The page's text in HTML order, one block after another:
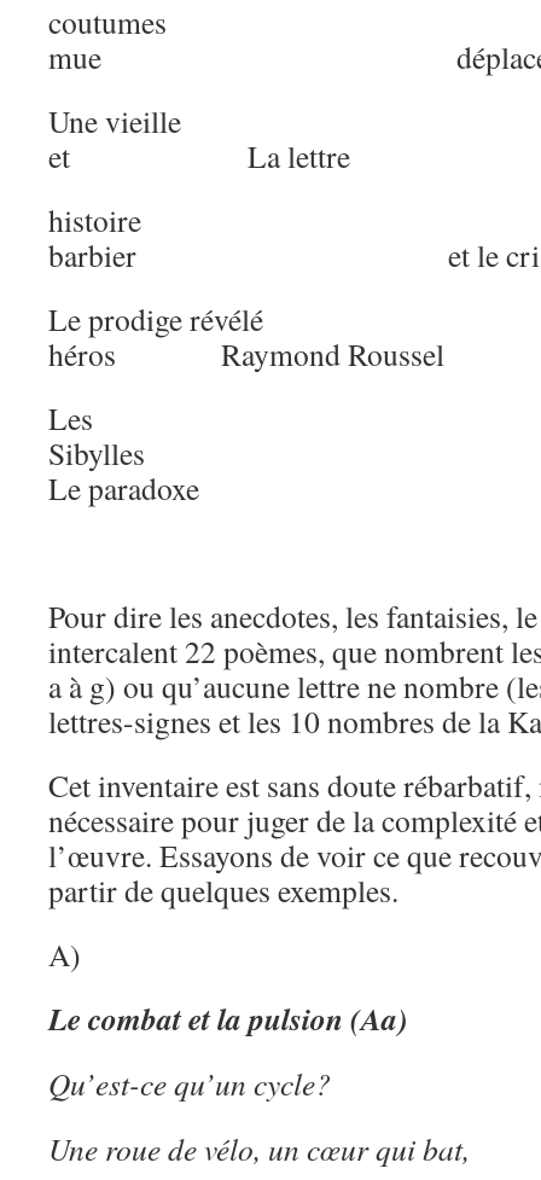
coutumes
mue
Une vieille Les
et La lettre
histoire
barbier et le cri
Le prodige révélé
héros Raymond Roussel
Les
Le paradoxe
Pour dire les anecdotes, les fantaisies,
intercalent 22 poèmes, que nombrent
a à g) ou qu’aucune lettre ne nombre
lettres-signes et les 10 nombres de la
Cet inventaire est sans doute
nécessaire pour juger de la complexité
l’œuvre. Essayons de voir ce que
partir de quelques exemples.
A)
Le combat et la pulsion (Aa)
Qu’est-ce qu’un cycle?
Une roue de vélo, un cœur qui bat,